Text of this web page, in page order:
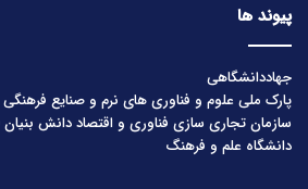
پیوند ها
جهاددانشگاهی
پارک ملی علوم و فناوری های نرم و صنایع فرهنگی
سازمان تجاری سازی فناوری و اقتصاد دانش
دانشگاه علم و فرهنگ